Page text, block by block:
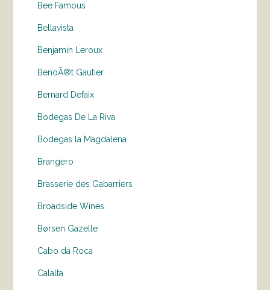
Bee Famous
Bellavista
Benjamin Leroux
BenoÃ®t Gautier
Bernard Defaix
Bodegas De La Riva
Bodegas la Magdalena
Brangero
Brasserie des Gabarriers
Broadside Wines
Børsen Gazelle
Cabo da Roca
Calalta